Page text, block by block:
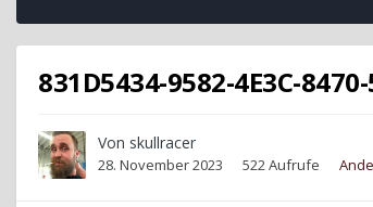
831D5434-9582-4E3C-
Von skullracer
28. November 2023 522 Aufrufe